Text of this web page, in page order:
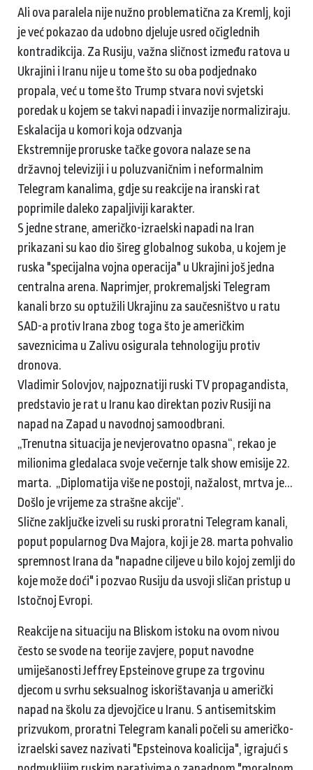
Ali ova paralela nije nužno problematična za Kremlj, koji
je već pokazao da udobno djeluje usred očiglednih
kontradikcija. Za Rusiju, važna sličnost između ratova u
Ukrajini i Iranu nije u tome što su oba podjednako
propala, već u tome što Trump stvara novi svjetski
poredak u kojem se takvi napadi i invazije normaliziraju.
Eskalacija u komori koja odzvanja
Ekstremnije proruske tačke govora nalaze se na
državnoj televiziji i u poluzvaničnim i neformalnim
Telegram kanalima, gdje su reakcije na iranski rat
poprimile daleko zapaljiviji karakter.
S jedne strane, američko-izraelski napadi na Iran
prikazani su kao dio šireg globalnog sukoba, u kojem je
ruska "specijalna vojna operacija" u Ukrajini još jedna
centralna arena. Naprimjer, prokremaljski Telegram
kanali brzo su optužili Ukrajinu za saučesništvo u ratu
SAD-a protiv Irana zbog toga što je američkim
saveznicima u Zalivu osigurala tehnologiju protiv
dronova.
Vladimir Solovjov, najpoznatiji ruski TV propagandista,
predstavio je rat u Iranu kao direktan poziv Rusiji na
napad na Zapad u navodnoj samoodbrani.
„Trenutna situacija je nevjerovatno opasna“, rekao je
milionima gledalaca svoje večernje talk show emisije 22.
marta. „Diplomatija više ne postoji, nažalost, mrtva je...
Došlo je vrijeme za strašne akcije“.
Slične zaključke izveli su ruski proratni Telegram kanali,
poput popularnog Dva Majora, koji je 28. marta pohvalio
spremnost Irana da "napadne ciljeve u bilo kojoj zemlji do
koje može doći" i pozvao Rusiju da usvoji sličan pristup u
Istočnoj Evropi.
Reakcije na situaciju na Bliskom istoku na ovom nivou
često se svode na teorije zavjere, poput navodne
umiješanosti Jeffrey Epsteinove grupe za trgovinu
djecom u svrhu seksualnog iskorištavanja u američki
napad na školu za djevojčice u Iranu. S antisemitskim
prizvukom, proratni Telegram kanali počeli su američko-
izraelski savez nazivati "Epsteinova koalicija", igrajući s